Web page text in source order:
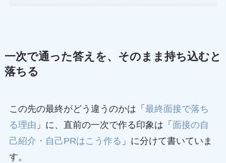
一次で通った答えを、そのまま持ち込むと
落ちる
この先の最終がどう違うのかは「 最終面接で落ち
る理由 」に、直前の一次で作る印象は「 面接の自
己紹介・自己PRはこう作る 」に分けて書いていま
す。